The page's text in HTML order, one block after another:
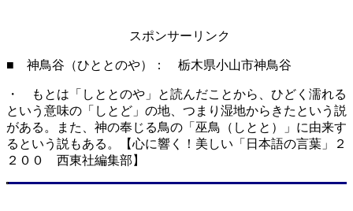
スポンサーリンク
■ 神鳥谷（ひととのや）： 栃木県小山市神鳥谷
・ もとは「しととのや」と読んだことから、ひどく濡れる
という意味の「しとど」の地、つまり湿地からきたという説
がある。また、神の奉じる鳥の「巫鳥（しとと）」に由来す
るという説もある。【心に響く！美しい「日本語の言葉」２
２００ 西東社編集部】